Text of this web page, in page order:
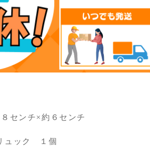
センチ×約６センチ
ュック １個